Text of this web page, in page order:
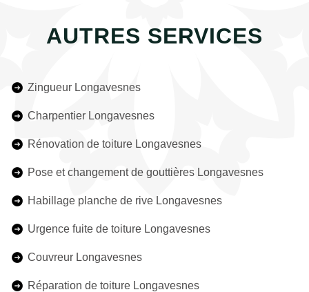
AUTRES SERVICES
Zingueur Longavesnes
Charpentier Longavesnes
Rénovation de toiture Longavesnes
Pose et changement de gouttières Longavesnes
Habillage planche de rive Longavesnes
Urgence fuite de toiture Longavesnes
Couvreur Longavesnes
Réparation de toiture Longavesnes